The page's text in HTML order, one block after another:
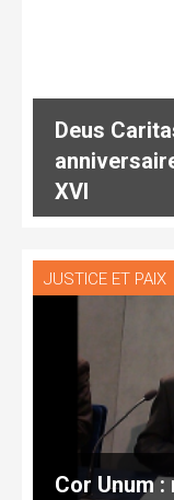
Deus
XVI
JUSTICE ET PAIX
Cor Unum